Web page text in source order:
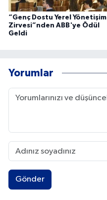
“Genç Dostu Yerel Yönetişim
Zirvesi”nden ABB'ye Ödül
Geldi
Yorumlar
Gönder